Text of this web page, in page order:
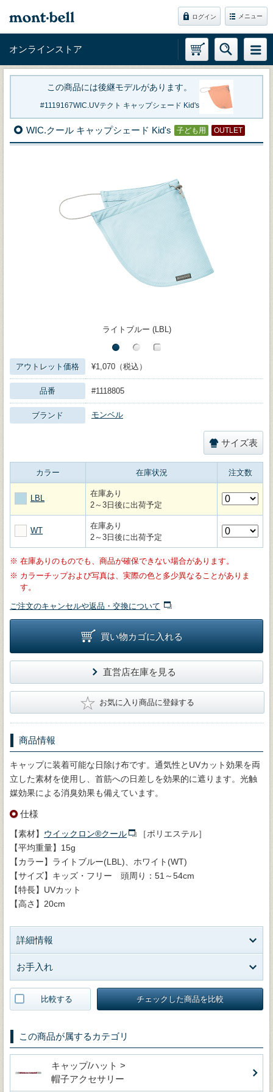
ログイン メニュー
オンラインストア
この商品には後継モデルがあります。
1119167WIC.UVテクト キャップシェード Kid's
WIC.クール キャップシェード Kid's 子ども用 OUTLET
ライトブルー (LBL)
アウトレット価格 ¥1,070（税込）
品番 #1118805
ブランド モンベル
サイズ表
カラー 在庫状況 注文数
LBL
在庫あり
2～3日後に出荷予定
WT
在庫あり
2～3日後に出荷予定
※ 在庫ありのものでも、商品が確保できない場合があります。
※ カラーチップおよび写真は、実際の色と多少異なることがありま
す。
ご注文のキャンセルや返品・交換について
買い物カゴに入れる
直営店在庫を見る
★ お気に入り商品に登録する
商品情報
キャップに装着可能な日除け布です。通気性とUVカット効果を両
立した素材を使用し、首筋への日差しを効果的に遮ります。光触
媒効果による消臭効果も備えています。
仕様
【素材】 ウイックロン®クール
［ポリエステル］
【平均重量】15g
【カラー】ライトブルー(LBL)、ホワイト(WT)
【サイズ】キッズ・フリー 頭周り：51～54cm
【特長】UVカット
【高さ】20cm
詳細情報
お手入れ
比較する チェックした商品を比較
この商品が属するカテゴリ
キャップ/ハット >
帽子アクセサリー